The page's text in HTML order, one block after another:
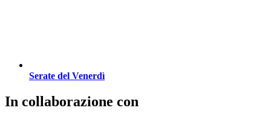
Serate del Venerdì
In collaborazione con